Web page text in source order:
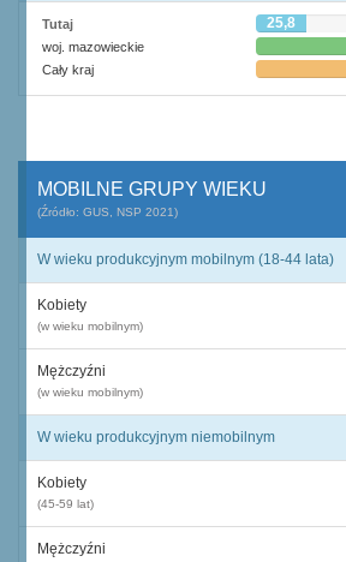
Tutaj 25,8
woj. mazowieckie
Cały kraj
MOBILNE GRUPY WIEKU
(Źródło: GUS, NSP 2021)
W wieku produkcyjnym mobilnym (18-44 lata)
Kobiety
(w wieku mobilnym)
Mężczyźni
(w wieku mobilnym)
W wieku produkcyjnym niemobilnym
Kobiety
(45-59 lat)
Mężczyźni